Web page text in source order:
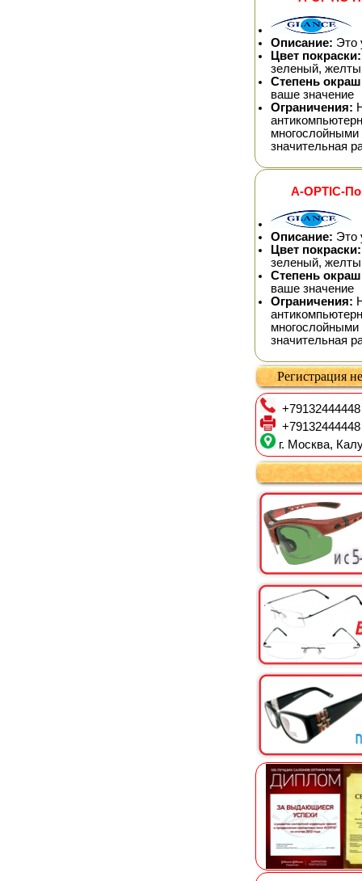
Описание: Это
Цвет покраски:
зеленый,
Степень
ваше значение
Ограничения:
значительная
A-OPTIC-
Описание: Это
Цвет покраски:
зеленый,
Степень
ваше значение
Ограничения:
значительная
Регистрация
+79132444448
+79132444448
г. Москва,